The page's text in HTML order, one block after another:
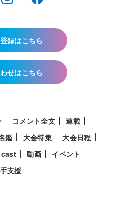
録はこちら
せはこちら
コメント全文
連載
鑑 大会特集
大会日程
動画
イベント
支援